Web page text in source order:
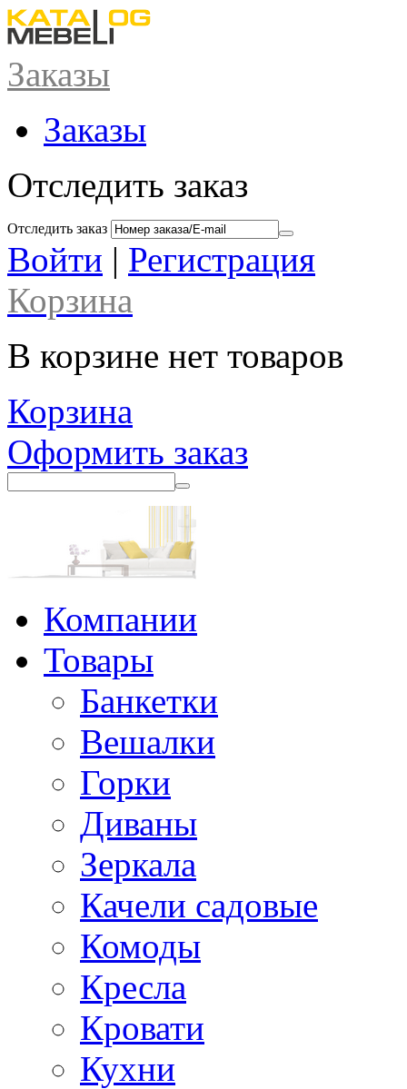
Заказы
Заказы
Отследить заказ
Отследить заказ
Войти | Регистрация
Корзина
В корзине нет товаров
Корзина
Оформить заказ
Компании
Товары
Банкетки
Вешалки
Горки
Диваны
Зеркала
Качели садовые
Комоды
Кресла
Кровати
Кухни